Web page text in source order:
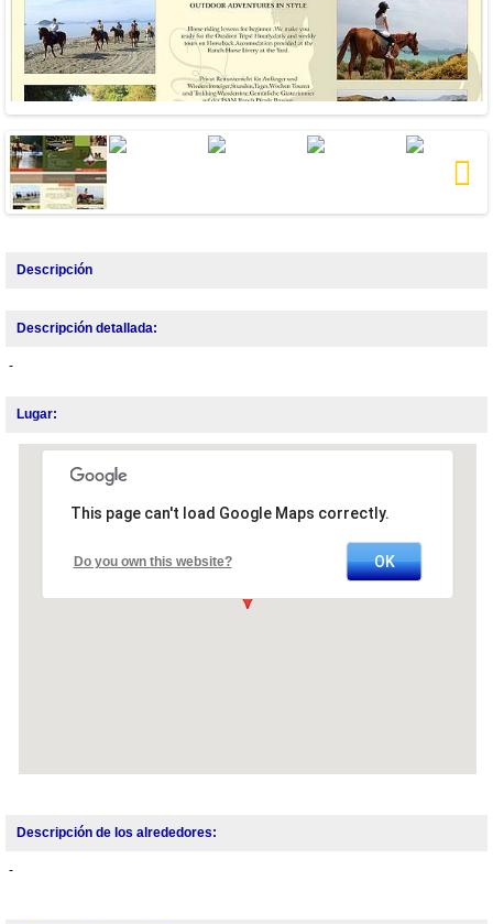
Descripción
Descripción detallada:
-
Lugar:
This page can't load Google Maps correctly.
Do you own this website? OK
Descripción de los alrededores:
-